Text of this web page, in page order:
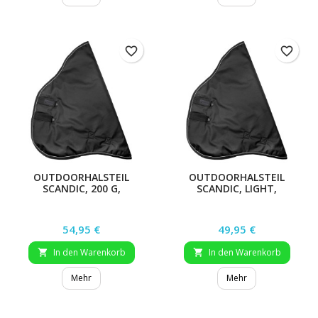
OUTDOORHALSTEIL
SCANDIC, 200 G,
Preis
54,95 €
 In den Warenkorb
Mehr
favorite_border
OUTDOORHALSTEIL
SCANDIC, LIGHT,
Preis
49,95 €
 In den Warenkorb
Mehr
favorite_border